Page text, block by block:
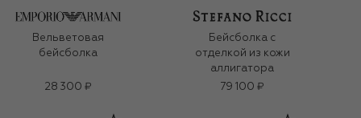
Вельветовая
бейсболка
28 300 ₽
Бейсболка с
отделкой из кожи
аллигатора
79 100 ₽